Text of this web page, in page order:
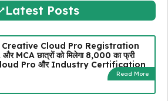
Latest Posts
Creative Cloud Pro Registration
MCA छात्रों को मिलेगा ₹8,000 का फ्री
Pro और Industry Certification
Read More